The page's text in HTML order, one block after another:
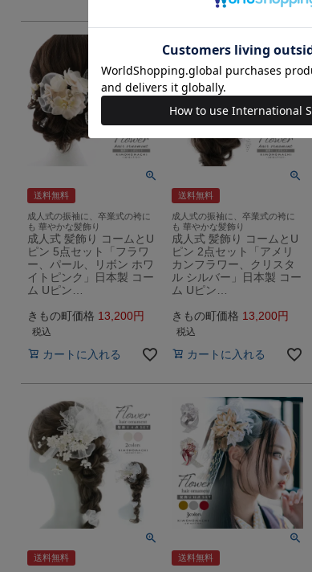
送料無料
成人式の振袖に、卒業式の袴に
も 華やかな髪飾り
成人式 髪飾り コームとU
ピン 5点セット「フラワ
ー、パール、リボン ホワ
イトピンク」日本製 コー
ム Uピン…
きもの町価格 13,200
税込
カートに入れる
送料無料
成人式の振袖に、卒業式の袴に
も 華やかな髪飾り
成人式 髪飾り コームとU
ピン 2点セット「アメリ
カンフラワー、クリスタ
ル シルバー」日本製 コー
ム Uピン…
きもの町価格 13,200
税込
カートに入れる
送料無料 送料無料